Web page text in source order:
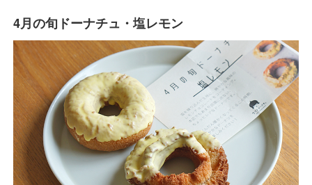
4月の旬ドーナチュ・塩レモン